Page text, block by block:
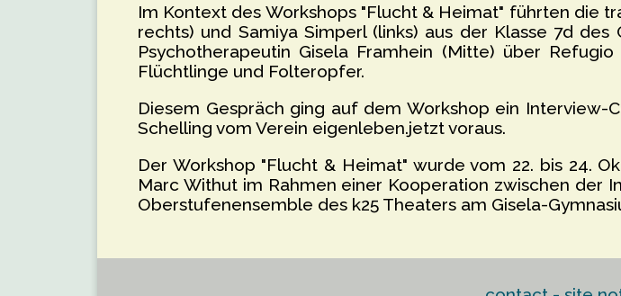
Im Kontext des Workshops "Flucht & Heimat" führten die
rechts) und Samiya Simperl (links) aus der Klasse 7d
Psychotherapeutin Gisela Framhein (Mitte) über
Flüchtlinge und Folteropfer.
Diesem Gespräch ging auf dem Workshop ein Interview-
Schelling vom Verein eigenleben.jetzt voraus.
Der Workshop "Flucht & Heimat" wurde vom 22. bis 24.
Marc Withut im Rahmen einer Kooperation zwischen der
Oberstufenensemble des k25 Theaters am Gisela-